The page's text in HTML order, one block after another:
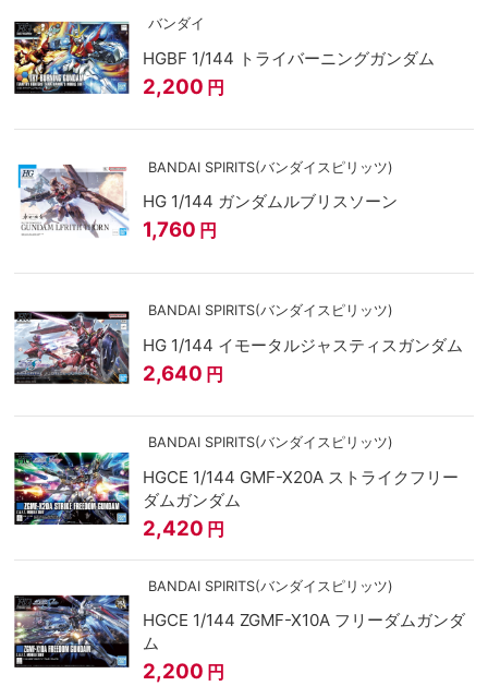
バンダイ
HGBF 1/144 トライバーニングガンダム
2,200 円
BANDAI SPIRITS(バンダイスピリッツ)
HG 1/144 ガンダムルブリスソーン
1,760 円
BANDAI SPIRITS(バンダイスピリッツ)
HG 1/144 イモータルジャスティスガンダム
2,640 円
BANDAI SPIRITS(バンダイスピリッツ)
HGCE 1/144 GMF-X20A ストライクフリー
ダムガンダム
2,420 円
BANDAI SPIRITS(バンダイスピリッツ)
HGCE 1/144 ZGMF-X10A フリーダムガンダ
ム
2,200 円